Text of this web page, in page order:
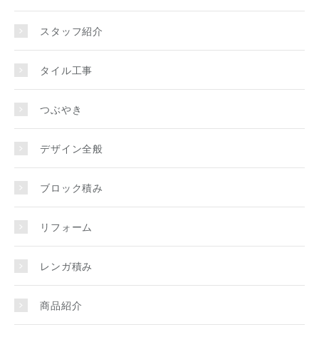
スタッフ紹介
タイル工事
つぶやき
デザイン全般
ブロック積み
リフォーム
レンガ積み
商品紹介